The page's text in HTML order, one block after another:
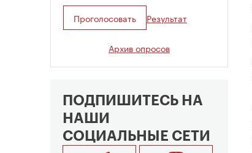
Проголосовать Результат
Архив опросов
ПОДПИШИТЕСЬ НА
НАШИ
СОЦИАЛЬНЫЕ СЕТИ